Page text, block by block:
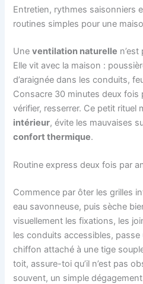
Entretien, rythmes saisonniers
routines simples pour une
Uneventilation naturelle
Elle vit avec la maison :
d’araignée dans les conduits,
Consacre 30 minutes deux fois
vérifier, resserrer. Ce petit rituel
intérieur, évite les mauvaises
confort thermique.
Routine express deux fois par
Commence par ôter les grilles
eau savonneuse, puis sèche
visuellement les fixations, les
les conduits accessibles,
chiffon attaché à une tige
toit, assure-toi qu’il n’est pas
souvent, un simple